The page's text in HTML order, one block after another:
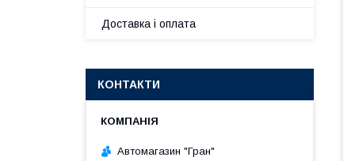
Доставка і оплата
КОНТАКТИ
Автомагазин "Гран"